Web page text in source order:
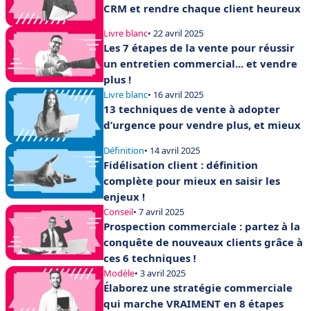
CRM et rendre chaque client heureux
Livre blanc• 22 avril 2025
Les 7 étapes de la vente pour réussir
un entretien commercial... et vendre
plus !
Livre blanc• 16 avril 2025
13 techniques de vente à adopter
d’urgence pour vendre plus, et mieux
Définition• 14 avril 2025
Fidélisation client : définition
complète pour mieux en saisir les
enjeux !
Conseil• 7 avril 2025
Prospection commerciale : partez à la
conquête de nouveaux clients grâce à
ces 6 techniques !
Modèle• 3 avril 2025
Élaborez une stratégie commerciale
qui marche VRAIMENT en 8 étapes